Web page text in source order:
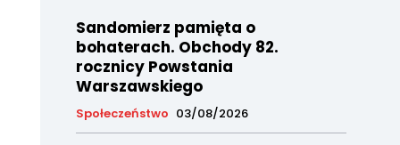
Sandomierz pamięta o
bohaterach. Obchody 82.
rocznicy Powstania
Warszawskiego
Społeczeństwo 03/08/2026